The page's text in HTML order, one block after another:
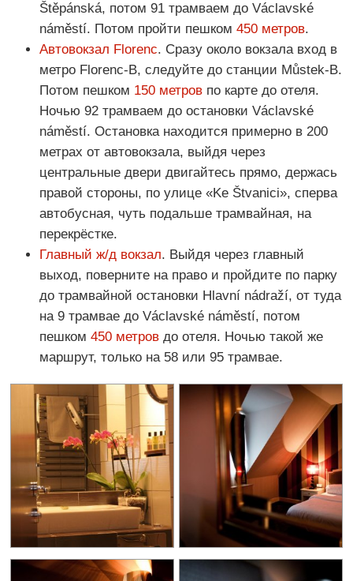
Štěpánská, потом 91 трамваем до Václavské
náměstí. Потом пройти пешком 450 метров.
Автовокзал Florenc. Сразу около вокзала вход в
метро Florenc-В, следуйте до станции Můstek-В.
Потом пешком 150 метров по карте до отеля.
Ночью 92 трамваем до остановки Václavské
náměstí. Остановка находится примерно в 200
метрах от автовокзала, выйдя через
центральные двери двигайтесь прямо, держась
правой стороны, по улице «Ke Štvanici», сперва
автобусная, чуть подальше трамвайная, на
перекрёстке.
Главный ж/д вокзал. Выйдя через главный
выход, поверните на право и пройдите по парку
до трамвайной остановки Hlavní nádraží, от туда
на 9 трамвае до Václavské náměstí, потом
пешком 450 метров до отеля. Ночью такой же
маршрут, только на 58 или 95 трамвае.